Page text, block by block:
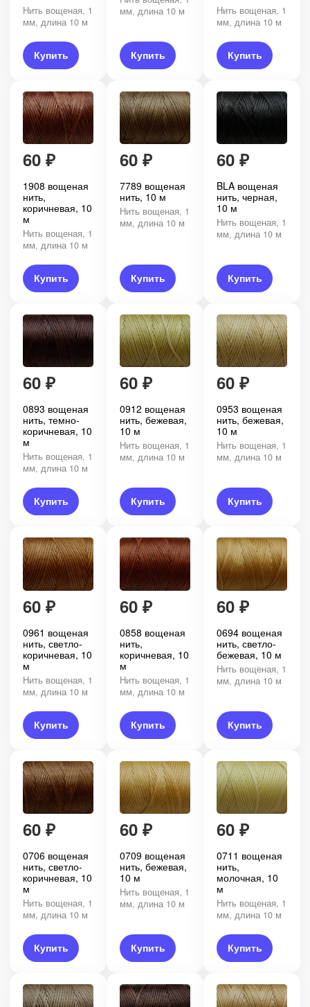
Нить вощеная, 1
мм, длина 10 м
Купить
мм, длина 10 м
Купить
Нить вощеная, 1
мм, длина 10 м
Купить
60 ₽
1908 вощеная
нить,
коричневая, 10
м
Нить вощеная, 1
мм, длина 10 м
Купить
60 ₽
7789 вощеная
нить, 10 м
Нить вощеная, 1
мм, длина 10 м
Купить
60 ₽
BLA вощеная
нить, черная,
10 м
Нить вощеная, 1
мм, длина 10 м
Купить
60 ₽
0893 вощеная
нить, темно-
коричневая, 10
м
Нить вощеная, 1
мм, длина 10 м
Купить
60 ₽
0912 вощеная
нить, бежевая,
10 м
Нить вощеная, 1
мм, длина 10 м
Купить
60 ₽
0953 вощеная
нить, бежевая,
10 м
Нить вощеная, 1
мм, длина 10 м
Купить
60 ₽
0961 вощеная
нить, светло-
коричневая, 10
м
Нить вощеная, 1
мм, длина 10 м
Купить
60 ₽
0858 вощеная
нить,
коричневая, 10
м
Нить вощеная, 1
мм, длина 10 м
Купить
60 ₽
0694 вощеная
нить, светло-
бежевая, 10 м
Нить вощеная, 1
мм, длина 10 м
Купить
60 ₽
0706 вощеная
нить, светло-
коричневая, 10
м
Нить вощеная, 1
мм, длина 10 м
Купить
60 ₽
0709 вощеная
нить, бежевая,
10 м
Нить вощеная, 1
мм, длина 10 м
Купить
60 ₽
0711 вощеная
нить,
молочная, 10
м
Нить вощеная, 1
мм, длина 10 м
Купить